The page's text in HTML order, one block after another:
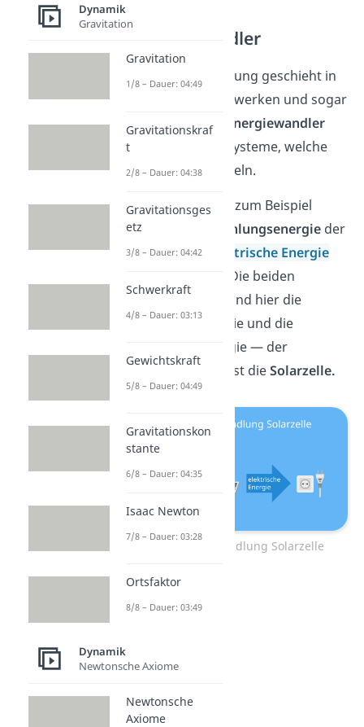
Energiewandler
Energieumwandlung geschieht in
Maschinen, Kraftwerken und sogar
Lebewesen. Als
Energiewandler
bezeichnest du Systeme, welche
Energie umwandeln.
Eine Solaranlage zum Beispiel
wandelt die
Strahlungsenergieder
Sonne in die
elektrische Energie
des Stroms um. Die beiden
Energieformen sind hier die
Strahlungsenergie und die
elektrische Energie — der
Energiewandler ist dieSolarzelle.
Energieumwandlung Solarzelle
Dynamik
Gravitation
Gravitation
1/8 – Dauer: 04:49
Gravitationskraf
t
2/8 – Dauer: 04:38
Gravitationsges
etz
3/8 – Dauer: 04:42
Schwerkraft
4/8 – Dauer: 03:13
Gewichtskraft
5/8 – Dauer: 04:49
Gravitationskon
stante
6/8 – Dauer: 04:35
Isaac Newton
7/8 – Dauer: 03:28
Ortsfaktor
8/8 – Dauer: 03:49
Dynamik
Newtonsche Axiome
Newtonsche
Axiome